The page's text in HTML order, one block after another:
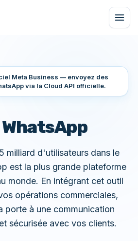
Meta Business — envoyez des
via la Cloud API officielle.
WhatsApp
milliard d'utilisateurs dans le
est la plus grande plateforme
monde. En intégrant cet outil
opérations commerciales,
porte à une communication
sécurisée avec vos clients.